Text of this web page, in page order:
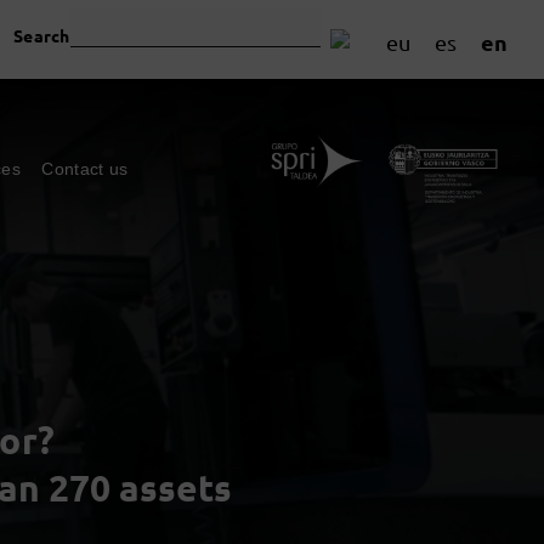
eu es en
Search
Contact us
270 assets